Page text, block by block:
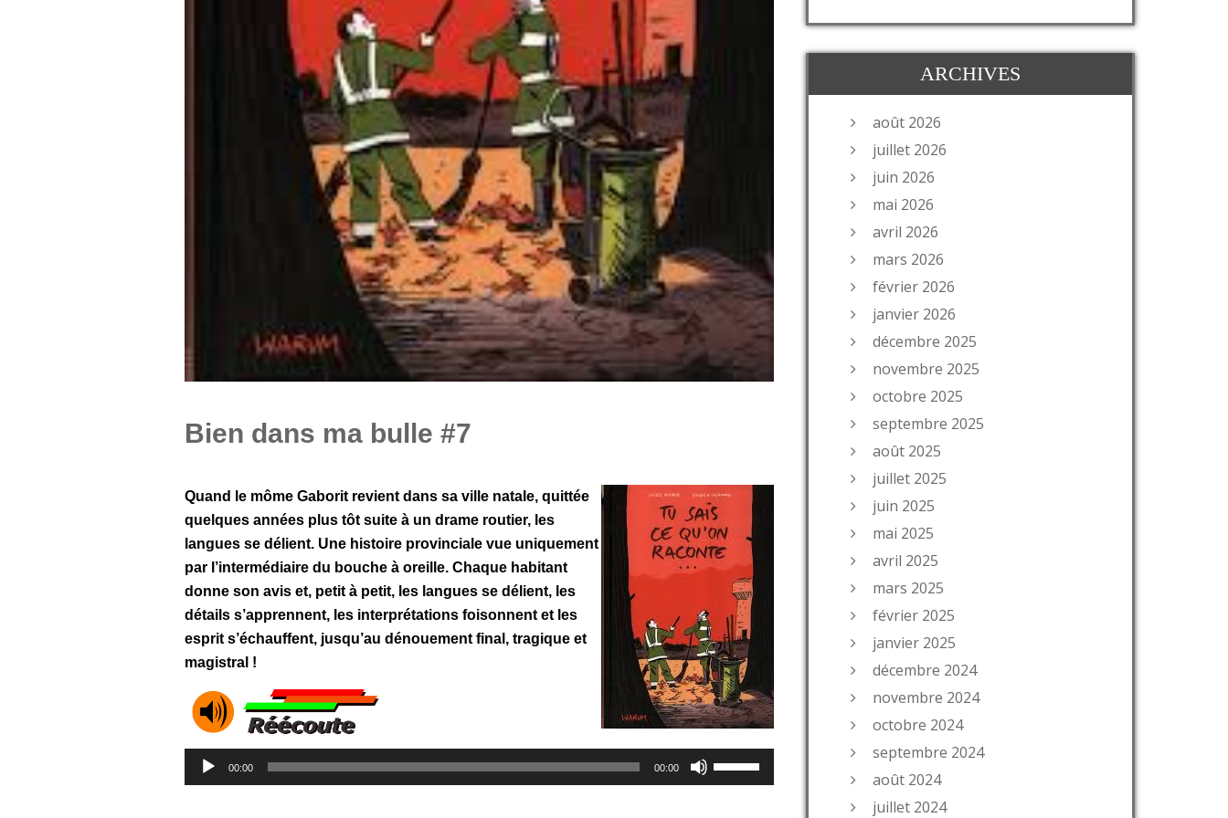
Bien dans ma bulle #7
Quand le môme Gaborit revient dans sa ville natale, quittée
quelques années plus tôt suite à un drame routier, les
langues se délient. Une histoire provinciale vue uniquement
par l’intermédiaire du bouche à oreille. Chaque habitant
donne son avis et, petit à petit, les langues se délient, les
détails s’apprennent, les interprétations foisonnent et les
esprit s’échauffent, jusqu’au dénouement final, tragique et
magistral !
Lecteur
audio
00:00 00:00
les
ARCHIVES
août 2026
juillet 2026
juin 2026
mai 2026
avril 2026
mars 2026
février 2026
janvier 2026
décembre 2025
novembre 2025
octobre 2025
septembre 2025
août 2025
juillet 2025
juin 2025
mai 2025
avril 2025
mars 2025
février 2025
janvier 2025
décembre 2024
novembre 2024
octobre 2024
septembre 2024
août 2024
juillet 2024